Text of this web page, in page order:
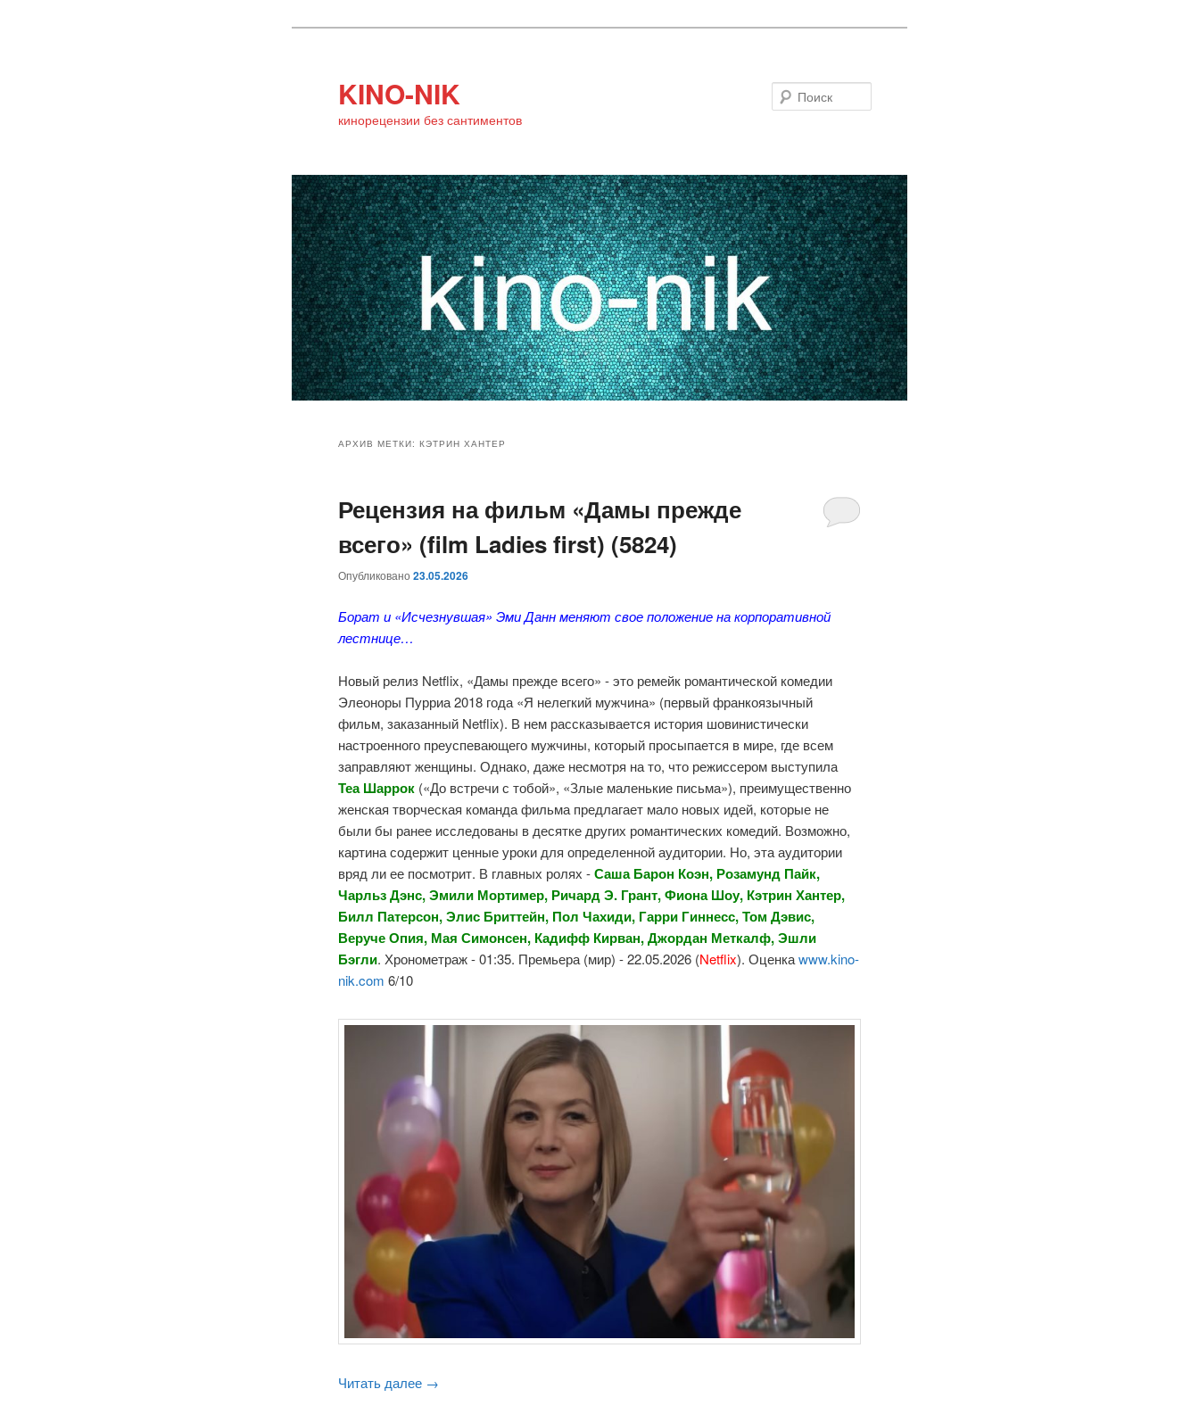
KINO-NIK
кинорецензии без сантиментов
основному
содержимому
дополнительному
содержимому
АРХИВ МЕТКИ:КЭТРИН ХАНТЕР
Рецензия на фильм «Дамы прежде
всего» (film Ladies first) (5824)
Опубликовано23.05.2026
Борат и «Исчезнувшая» Эми Данн меняют свое положение на корпоративной
лестнице…
Новый релиз Netflix, «Дамы прежде всего» - это ремейк романтической комедии
Элеоноры Пурриа 2018 года «Я нелегкий мужчина» (первый франкоязычный
фильм, заказанный Netflix). В нем рассказывается история шовинистически
настроенного преуспевающего мужчины, который просыпается в мире, где всем
заправляют женщины. Однако, даже несмотря на то, что режиссером выступила
Теа Шаррок («До встречи с тобой», «Злые маленькие письма»), преимущественно
женская творческая команда фильма предлагает мало новых идей, которые не
были бы ранее исследованы в десятке других романтических комедий. Возможно,
картина содержит ценные уроки для определенной аудитории. Но, эта аудитории
вряд ли ее посмотрит. В главных ролях -Саша Барон Коэн, Розамунд Пайк,
Чарльз Дэнс, Эмили Мортимер, Ричард Э. Грант, Фиона Шоу, Кэтрин Хантер,
Билл Патерсон, Элис Бриттейн, Пол Чахиди, Гарри Гиннесс, Том Дэвис,
Веруче Опия, Мая Симонсен, Кадифф Кирван, Джордан Меткалф, Эшли
Бэгли. Хронометраж - 01:35. Премьера (мир) - 22.05.2026 (Netflix). Оценкаwww.kino-
nik.com 6/10
Читать далее →